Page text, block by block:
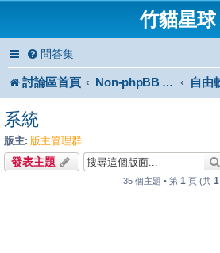
竹貓星球
問答集
討論區首頁 Non-phpBB specific
系統
版主: 版主管理群
發表主題
35 個主題 • 第 1 頁 (共 1